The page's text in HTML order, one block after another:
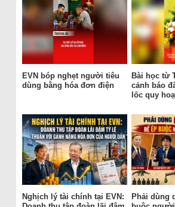
EVN bóp nghẹt người tiêu
dùng bằng hóa đơn điện
Bài học từ
cảnh báo
lốc quy
Nghịch lý tài chính tại EVN:
Phải dùng